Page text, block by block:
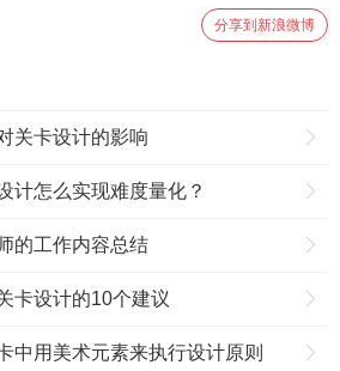
分享到新浪微博
关卡设计的影响
计怎么实现难度量化？
的工作内容总结
卡设计的10个建议
中用美术元素来执行设计原则